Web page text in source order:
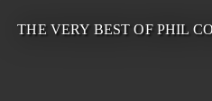
THE VERY BEST OF PHIL